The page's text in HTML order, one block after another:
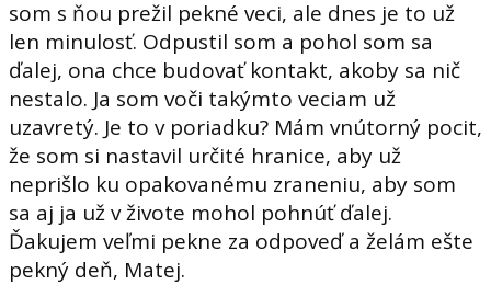
som s ňou prežil pekné veci, ale dnes je to už
len minulosť. Odpustil som a pohol som sa
ďalej, ona chce budovať kontakt, akoby sa nič
nestalo. Ja som voči takýmto veciam už
uzavretý. Je to v poriadku? Mám vnútorný pocit,
že som si nastavil určité hranice, aby už
neprišlo ku opakovanému zraneniu, aby som
sa aj ja už v živote mohol pohnúť ďalej.
Ďakujem veľmi pekne za odpoveď a želám ešte
pekný deň, Matej.